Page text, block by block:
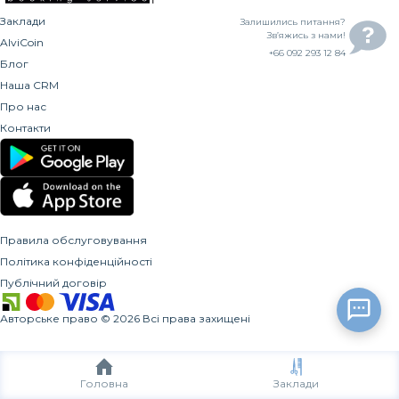
Головна Заклади
Заклади
AlviCoin
Блог
Наша CRM
Про нас
Контакти
Залишились питання?
Зв’яжись з нами!
+66 092 293 12 84
Правила обслуговування
Політика конфіденційності
Публічний договір
Авторське право © 2026 Всі права захищені